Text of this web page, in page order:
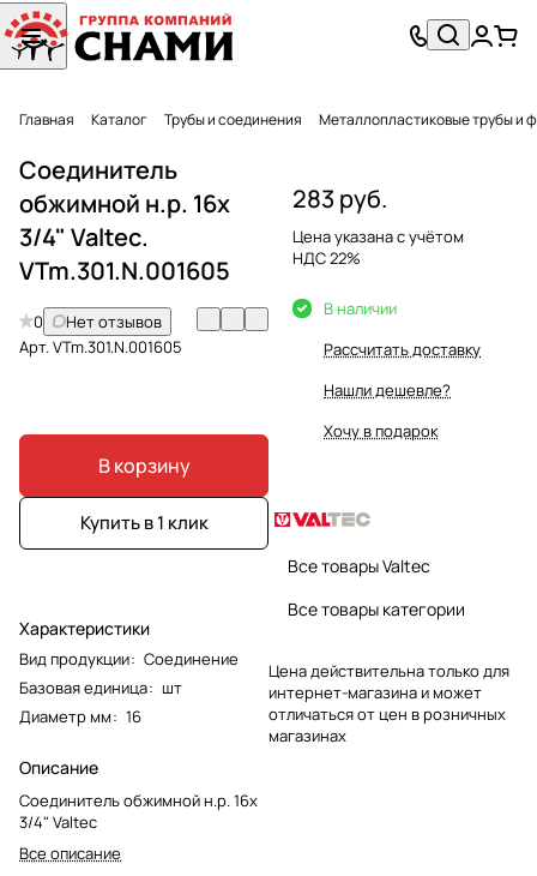
Главная Каталог Трубы и соединения Металлопластиковые трубы и
Соединитель
обжимной н.р. 16х
3/4" Valtec.
VTm.301.N.001605
0
Нет отзывов
Арт.VTm.301.N.001605
В корзину
Купить в 1 клик
Характеристики
Вид продукции: Соединение
Базовая единица: шт
Диаметр мм: 16
Описание
Соединитель обжимной н.р. 16х
3/4" Valtec
Все описание
283 руб.
Цена указана с учётом
НДС 22%
В наличии
Рассчитать доставку
Нашли дешевле?
Хочу в подарок
Все товары Valtec
Все товары категории
Цена действительна только для
интернет-магазина и может
отличаться от цен в розничных
магазинах